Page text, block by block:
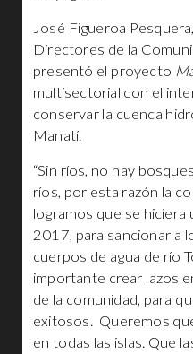
José Figueroa
Directores de la
presentó el proyecto
multisectorial con el
conservar la cuenca
Manatí.
“Sin ríos, no hay
ríos, por esta razón la
logramos que se hiciera
2017, para sancionar a
cuerpos de agua de río
importante crear lazos
de la comunidad, para
exitosos. Queremos
en todas las islas. Que